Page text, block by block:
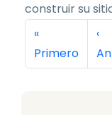
construir su
Primera página
«
Primero
‹